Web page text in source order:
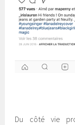
Du côté vie